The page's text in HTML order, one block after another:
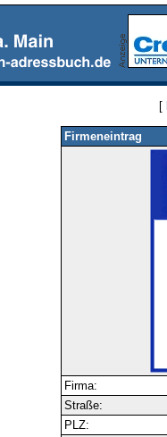
[
Firmeneintrag
Firma:
Straße:
PLZ: